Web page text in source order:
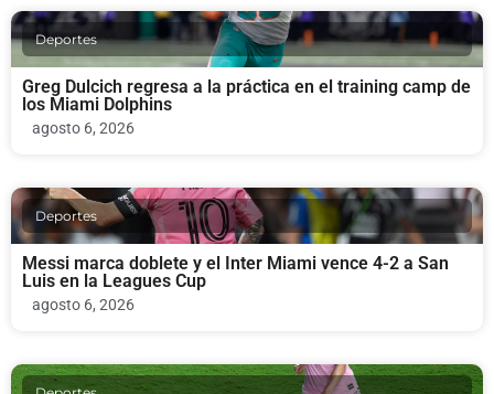
Deportes
Greg Dulcich regresa a la práctica en el training camp de
los Miami Dolphins
agosto 6, 2026
Deportes
Messi marca doblete y el Inter Miami vence 4-2 a San
Luis en la Leagues Cup
agosto 6, 2026